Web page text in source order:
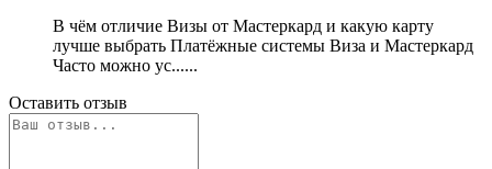
В чём отличие Визы от Мастеркард и какую карту
лучше выбрать Платёжные системы Виза и Мастеркард
Часто можно ус......
Оставить отзыв